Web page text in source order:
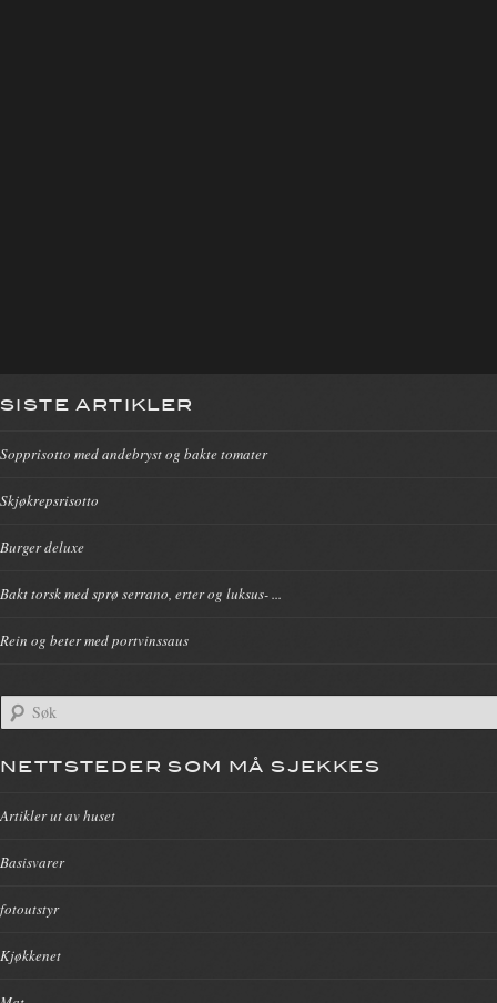
SISTE ARTIKLER
Sopprisotto med andebryst og bakte tomater
Skjøkrepsrisotto
Burger deluxe
Bakt torsk med sprø serrano, erter og luksus- ...
Rein og beter med portvinssaus
NETTSTEDER SOM MÅ SJEKKES
Artikler ut av huset
Basisvarer
fotoutstyr
Kjøkkenet